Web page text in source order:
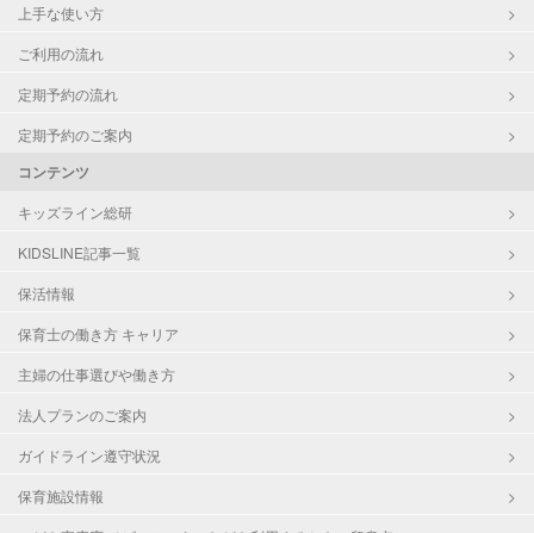
上手な使い方
ご利用の流れ
定期予約の流れ
定期予約のご案内
コンテンツ
キッズライン総研
KIDSLINE記事一覧
保活情報
保育士の働き方 キャリア
主婦の仕事選びや働き方
法人プランのご案内
ガイドライン遵守状況
保育施設情報